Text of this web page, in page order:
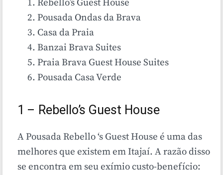
Rebello’s Guest House
Pousada Ondas da Brava
Casa da Praia
Banzai Brava Suites
Praia Brava Guest House Suites
Pousada Casa Verde
1 – Rebello’s Guest House
A Pousada Rebello ‘s Guest House é uma das
melhores que existem em Itajaí. A razão disso
se encontra em seu exímio custo-benefício: